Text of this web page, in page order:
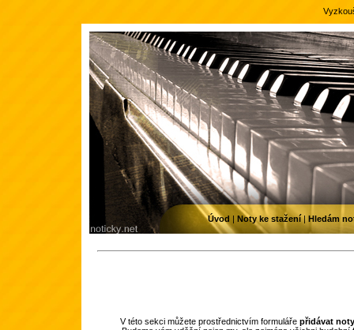
V této sekci můžete prostřednictvím formuláře přidávat noty
Úvod | Noty ke stažení| Hledám